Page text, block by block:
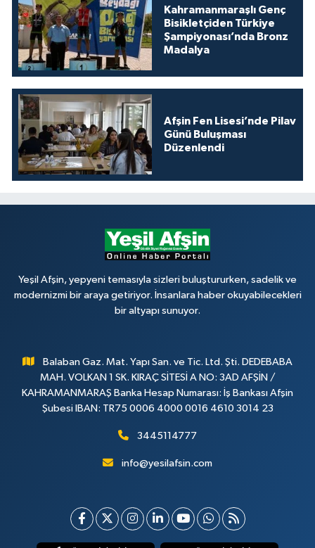
Kahramanmaraşlı Genç
Bisikletçiden Türkiye
Şampiyonası’nda Bronz
Madalya
Afşin Fen Lisesi’nde Pilav
Günü Buluşması
Düzenlendi
Yeşil Afşin, yepyeni temasıyla sizleri buluştururken, sadelik ve
modernizmi bir araya getiriyor. İnsanlara haber okuyabilecekleri
bir altyapı sunuyor.
Balaban Gaz. Mat. Yapı San. ve Tic. Ltd. Şti. DEDEBABA
MAH. VOLKAN 1 SK. KIRAÇ SİTESİ A NO: 3AD AFŞİN /
KAHRAMANMARAŞ Banka Hesap Numarası: İş Bankası Afşin
Şubesi IBAN: TR75 0006 4000 0016 4610 3014 23
3445114777
info@yesilafsin.com